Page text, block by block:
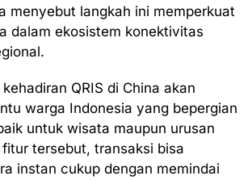
menyebut langkah ini memperkuat
dalam ekosistem konektivitas
QRIS di China akan
warga Indonesia yang bepergian
untuk wisata maupun urusan
tersebut, transaksi bisa
instan cukup dengan memindai